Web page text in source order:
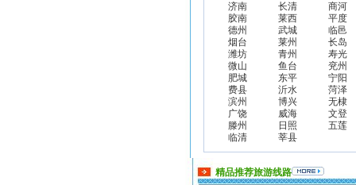
济南 长清
商河
胶南
莱西
平度
德州
武城
临邑
烟台
莱州
长岛
潍坊
青州
寿光
微山
鱼台
兖州
肥城
东平
宁阳
费县
沂水
菏泽
滨州
博兴
无棣
广饶
威海
文登
滕州
日照
五莲
临清
莘县
精品推荐旅游线路